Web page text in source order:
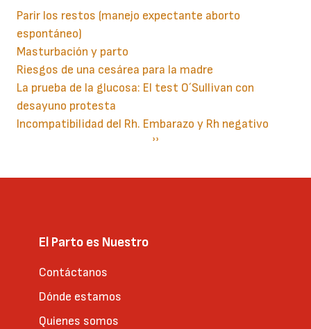
Parir los restos (manejo expectante aborto
espontáneo)
Masturbación y parto
Riesgos de una cesárea para la madre
La prueba de la glucosa: El test O´Sullivan con
desayuno protesta
Incompatibilidad del Rh. Embarazo y Rh negativo
Siguiente
››
El Parto es Nuestro
Contáctanos
Dónde estamos
Quienes somos